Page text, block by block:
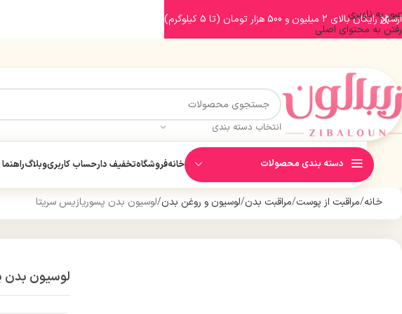
عبور به ناوبری
رفتن به محتوای اصلی
انتخاب دسته بندی
دسته بندی محصولات خانهفروشگاهتخفیف دارحساب کاربریوبلاگ
خانه مراقبت از پوست مراقبت بدن لوسیون و روغن بدن لوسیون بدن پسوریازیس سریتا
لوسیون بدن
ارسال رایگان بالای 2 میلیون و 500 هزار تومان (تا 5 کیلوگرم)